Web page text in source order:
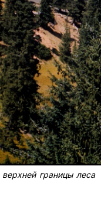
границы леса